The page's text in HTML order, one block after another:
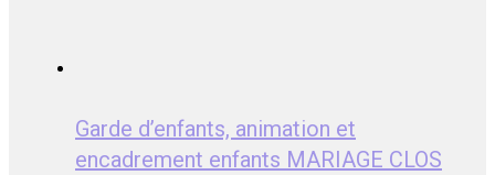
Garde d’enfants, animation et
encadrement enfants MARIAGE CLOS